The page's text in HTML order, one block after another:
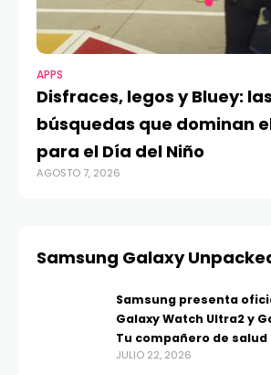
APPS
Disfraces, legos y Bluey: las
búsquedas que dominan
para el Día del Niño
AGOSTO 7, 2026
Samsung Galaxy
Samsung presenta
Galaxy Watch Ultra2 y
Tu compañero de
JULIO 22, 2026